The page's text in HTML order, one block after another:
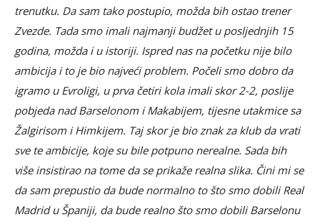
trenutku. Da sam tako postupio, možda bih ostao trener
Zvezde. Tada smo imali najmanji budžet u posljednjih 15
godina, možda i u istoriji. Ispred nas na početku nije bilo
ambicija i to je bio najveći problem. Počeli smo dobro da
igramo u Evroligi, u prva četiri kola imali skor 2-2, poslije
pobjeda nad Barselonom i Makabijem, tijesne utakmice sa
Žalgirisom i Himkijem. Taj skor je bio znak za klub da vrati
sve te ambicije, koje su bile potpuno nerealne. Sada bih
više insistirao na tome da se prikaže realna slika. Čini mi se
da sam prepustio da bude normalno to što smo dobili Real
Madrid u Španiji, da bude realno što smo dobili Barselonu